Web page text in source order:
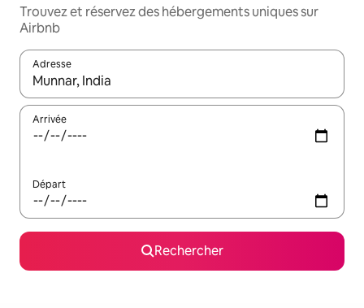
Trouvez et réservez des hébergements uniques sur
Airbnb
Adresse
Lorsque les résultats s'affichent, utilisez les flèches vers le
Arrivée
Départ
Rechercher